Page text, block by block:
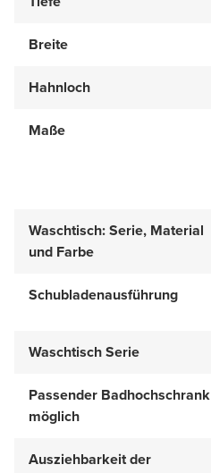
Breite
Hahnloch
Maße
Waschtisch: Serie, Material
und Farbe
Schubladenausführung
Waschtisch Serie
Passender Badhochschrank
möglich
Ausziehbarkeit der